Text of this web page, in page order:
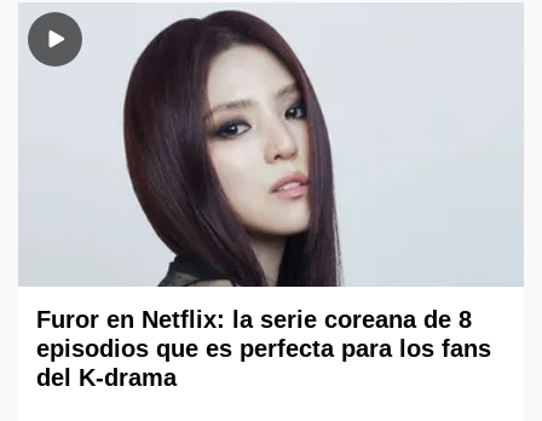
Furor en Netflix: la serie coreana de 8
episodios que es perfecta para los fans
del K-drama